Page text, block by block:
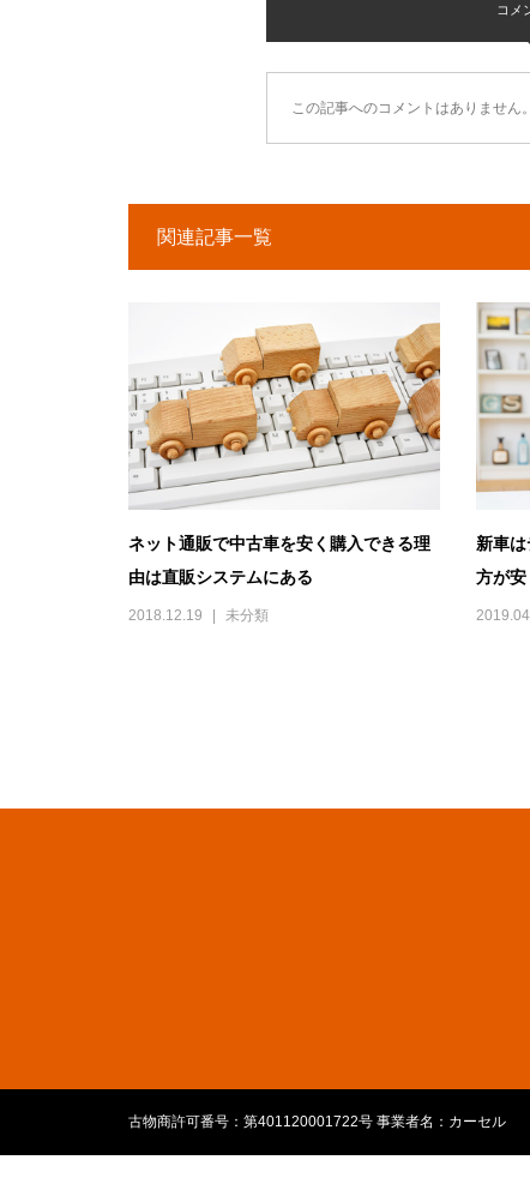
コメ
この記事へのコメントはありません。
関連記事一覧
ネット通販で中古車を安く購入できる理
由は直販システムにある
2018.12.19 未分類
新車
方が
古物商許可番号：第401120001722号 事業者名：カーセル